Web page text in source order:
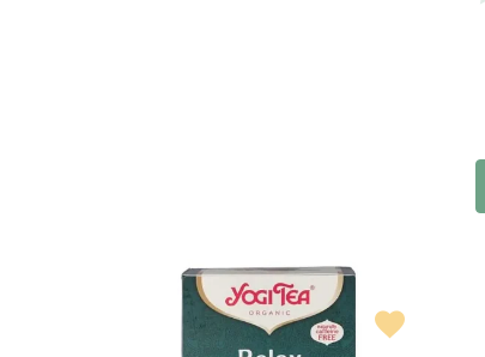
Bakehouse(17)
Ben&Anna(33)